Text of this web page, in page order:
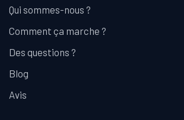
Qui sommes-nous ?
Comment ça marche ?
Des questions ?
Blog
Avis